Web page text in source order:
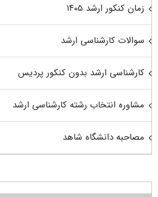
زمان کنکور ارشد ۱۴۰۵
سوالات کارشناسی ارشد
کارشناسی ارشد بدون کنکور پردیس
مشاوره انتخاب رشته کارشناسی ارشد
مصاحبه دانشگاه شاهد